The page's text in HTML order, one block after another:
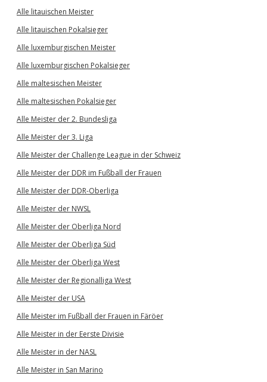
Alle litauischen Meister
Alle litauischen Pokalsieger
Alle luxemburgischen Meister
Alle luxemburgischen Pokalsieger
Alle maltesischen Meister
Alle maltesischen Pokalsieger
Alle Meister der 2. Bundesliga
Alle Meister der 3. Liga
Alle Meister der Challenge League in der Schweiz
Alle Meister der DDR im Fußball der Frauen
Alle Meister der DDR-Oberliga
Alle Meister der NWSL
Alle Meister der Oberliga Nord
Alle Meister der Oberliga Süd
Alle Meister der Oberliga West
Alle Meister der Regionalliga West
Alle Meister der USA
Alle Meister im Fußball der Frauen in Färöer
Alle Meister in der Eerste Divisie
Alle Meister in der NASL
Alle Meister in San Marino